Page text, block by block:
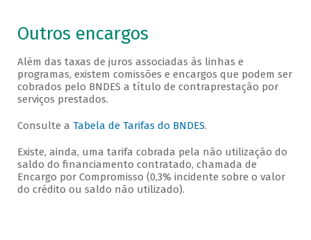
Outros encargos
Além das taxas de juros associadas às linhas e
programas, existem comissões e encargos que podem ser
cobrados pelo BNDES a título de contraprestação por
serviços prestados.
Consulte a Tabela de Tarifas do BNDES.
Existe, ainda, uma tarifa cobrada pela não utilização do
saldo do financiamento contratado, chamada de
Encargo por Compromisso (0,3% incidente sobre o valor
do crédito ou saldo não utilizado).